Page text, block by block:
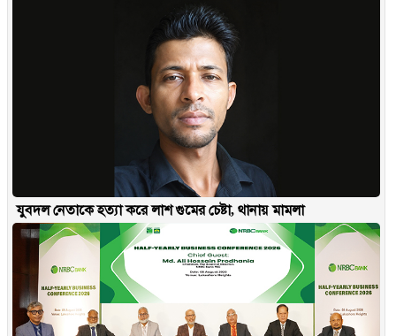
যুবদল নেতাকে হত্যা করে লাশ গুমের চেষ্টা, থানায় মামলা